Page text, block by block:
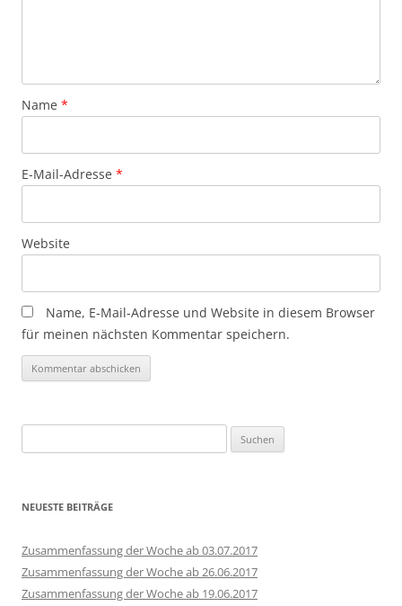
Name *
E-Mail-Adresse *
Website
Name, E-Mail-Adresse und Website in diesem Browser
für meinen nächsten Kommentar speichern.
nach:
NEUESTE BEITRÄGE
Zusammenfassung der Woche ab 03.07.2017
Zusammenfassung der Woche ab 26.06.2017
Zusammenfassung der Woche ab 19.06.2017